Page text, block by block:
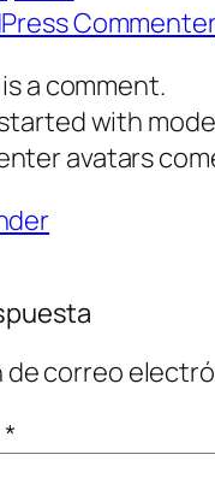
a comment.
with
avatars
de correo
*